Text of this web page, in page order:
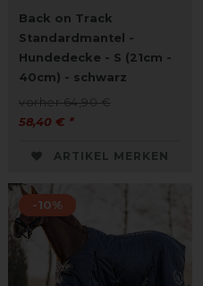
Back on Track
Standardmantel -
Hundedecke - S (21cm -
40cm) - schwarz
vorher 64,90 €
58,40 € *
ARTIKEL MERKEN
-10%